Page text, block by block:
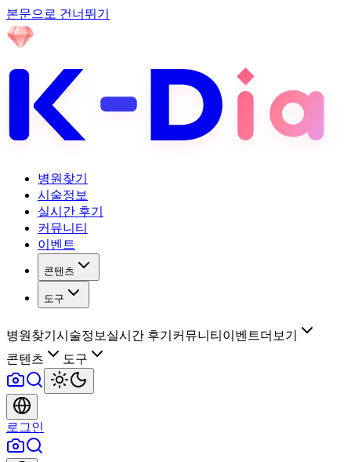
본문으로 건너뛰기
병원찾기
시술정보
실시간 후기
커뮤니티
이벤트
콘텐츠
도구
병원찾기 시술정보 실시간 후기 커뮤니티 이벤트더보기
콘텐츠
도구
로그인